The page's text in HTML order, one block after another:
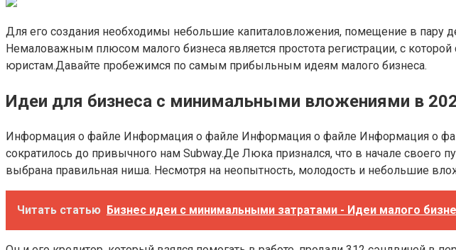
Для его создания необходимы небольшие капиталовложения, помещение в пару
Немаловажным плюсом малого бизнеса является простота регистрации, с
юристам.Давайте пробежимся по самым прибыльным идеям малого бизнеса.
Идеи для бизнеса с минимальными вложениями в
Информация о файле Информация о файле Информация о файле Информация о
сократилось до привычного нам Subway.Де Люка признался, что в начале
выбрана правильная ниша. Несмотря на неопытность, молодость и небольшие
Читать статью Бизнес идеи с минимальными затратами - Идеи малого